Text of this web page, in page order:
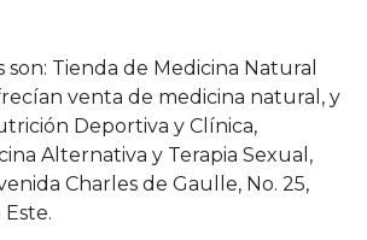
son: Tienda de Medicina Natural
venta de medicina natural, y
Deportiva y Clínica,
Alternativa y Terapia Sexual,
Charles de Gaulle, No. 25,